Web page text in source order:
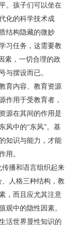
。孩子们可以坐在
化的科学技术成
结构隐藏的微妙
习任务，这需要教
素，一切合理的政
与摆设而已。
育内容、教育资源
作用于受教育者，
源在其间的作用是
风中的“东风”。基
知识与能力，才能
用。
播和语言组织起来
人格三种结构，教
，而且应尤其注意
观中的隐性因素。
活世界显性知识的